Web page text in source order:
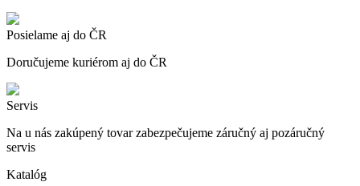
Posielame aj do ČR
Doručujeme kuriérom aj do ČR
Servis
Na u nás zakúpený tovar zabezpečujeme záručný aj pozáručný
servis
Katalóg